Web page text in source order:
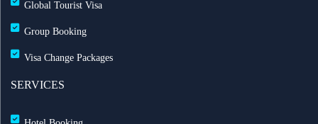
طيران الإمارات تطلق بطاقة إيميريتس آسيا باس لرحلات
متعددة
Global Tourist Visa
Group Booking
Visa Change Packages
SERVICES